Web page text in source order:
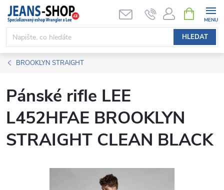
Přejít
obsah
HLEDAT
NÁKUPNÍ
KOŠÍK
BROOKLYN STRAIGHT
Pánské rifle LEE
L452HFAE BROOKLYN
STRAIGHT CLEAN BLACK